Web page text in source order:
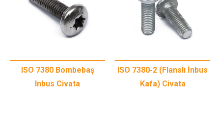
ISO 7380 Bombebaş
Inbus Civata
ISO 7380-2 (Flanslı İnbus
Kafa) Civata